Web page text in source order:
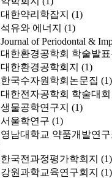
대한약리학잡지 (1)
석유와 에너지 (1)
Journal of Periodontal &
대한환경공학회 학술발
대한환경공학회지 (1)
한국수자원학회논문집 (1)
대한전자공학회 학술대회
생물공학연구지 (1)
서울학연구 (1)
영남대학교 약품개발연
한국전과정평가학회지 (1)
강원과학교육연구회지 (1)